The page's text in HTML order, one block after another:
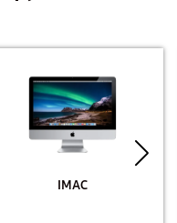
IMAC